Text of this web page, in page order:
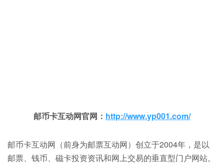
邮币卡互动网官网： http://www.yp001.com/
邮币卡互动网（前身为邮票互动网）创立于2004年，是以
邮票、钱币、磁卡投资资讯和网上交易的垂直型门户网站。